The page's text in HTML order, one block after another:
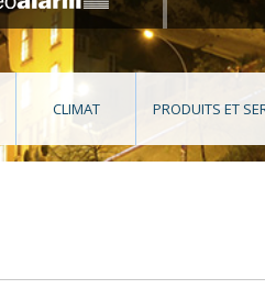
CLIMAT PRODUITS ET